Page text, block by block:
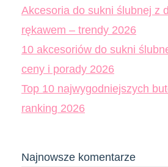
Akcesoria do sukni ślubnej z
rękawem – trendy 2026
10 akcesoriów do sukni
ceny i porady 2026
Top 10 najwygodniejszych
ranking 2026
Najnowsze komentarze